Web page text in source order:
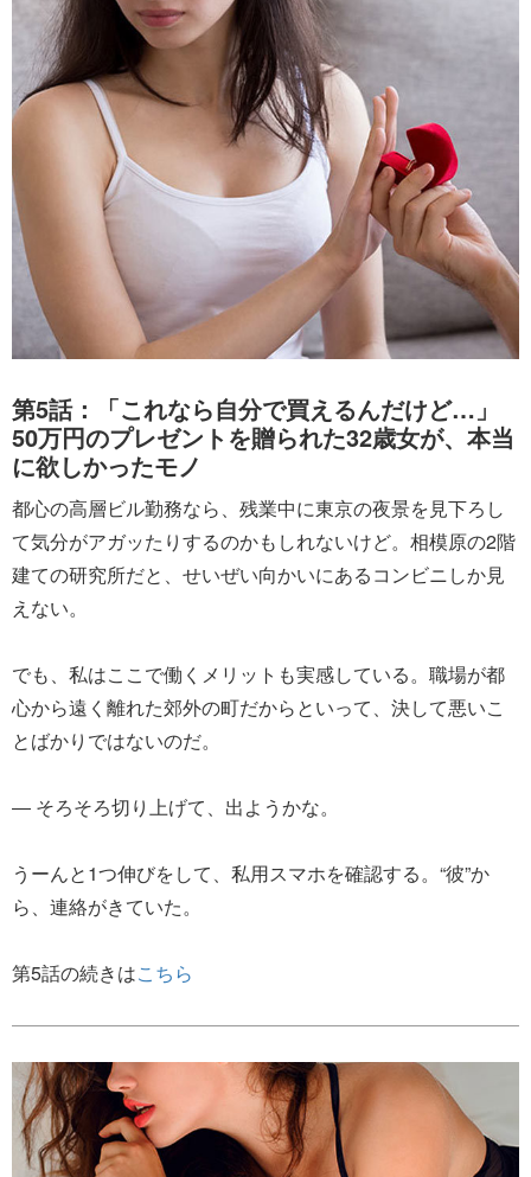
第5話：「これなら自分で買えるんだけど…」
50万円のプレゼントを贈られた32歳女が、本当
に欲しかったモノ
都心の高層ビル勤務なら、残業中に東京の夜景を見下ろし
て気分がアガッたりするのかもしれないけど。相模原の2階
建ての研究所だと、せいぜい向かいにあるコンビニしか見
えない。
でも、私はここで働くメリットも実感している。職場が都
心から遠く離れた郊外の町だからといって、決して悪いこ
とばかりではないのだ。
― そろそろ切り上げて、出ようかな。
うーんと1つ伸びをして、私用スマホを確認する。“彼”か
ら、連絡がきていた。
第5話の続きはこちら